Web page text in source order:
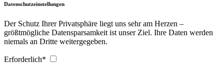
Datenschutzeinstellungen
Der Schutz Ihrer Privatsphäre liegt uns sehr am Herzen –
größtmögliche Datensparsamkeit ist unser Ziel. Ihre Daten werden
niemals an Dritte weitergegeben.
Erforderlich*